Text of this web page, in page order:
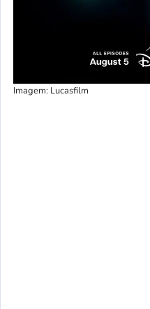
Imagem: Lucasfilm